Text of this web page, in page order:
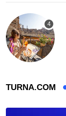
TURNA.COM